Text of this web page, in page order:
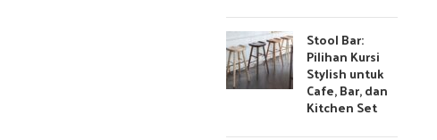
Stool Bar:
Pilihan Kursi
Stylish untuk
Cafe, Bar, dan
Kitchen Set